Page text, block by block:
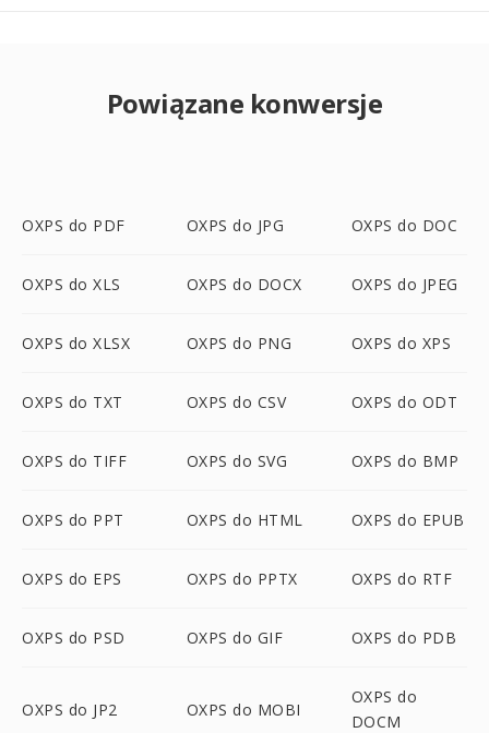
Powiązane konwersje
OXPS do PDF OXPS do JPG OXPS do DOC
OXPS do XLS OXPS do DOCX OXPS do JPEG
OXPS do XLSX OXPS do PNG OXPS do XPS
OXPS do TXT OXPS do CSV OXPS do ODT
OXPS do TIFF OXPS do SVG OXPS do BMP
OXPS do PPT OXPS do HTML OXPS do EPUB
OXPS do EPS OXPS do PPTX OXPS do RTF
OXPS do PSD OXPS do GIF OXPS do PDB
OXPS do JP2 OXPS do MOBI
OXPS do
DOCM